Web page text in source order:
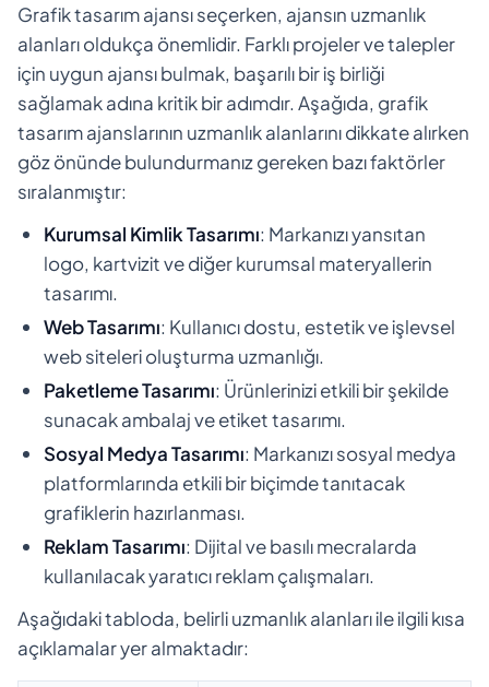
Grafik tasarım ajansı seçerken, ajansın uzmanlık
alanları oldukça önemlidir. Farklı projeler ve talepler
için uygun ajansı bulmak, başarılı bir iş birliği
sağlamak adına kritik bir adımdır. Aşağıda, grafik
tasarım ajanslarının uzmanlık alanlarını dikkate alırken
göz önünde bulundurmanız gereken bazı faktörler
sıralanmıştır:
Kurumsal Kimlik Tasarımı: Markanızı yansıtan
logo, kartvizit ve diğer kurumsal materyallerin
tasarımı.
Web Tasarımı: Kullanıcı dostu, estetik ve işlevsel
web siteleri oluşturma uzmanlığı.
Paketleme Tasarımı: Ürünlerinizi etkili bir şekilde
sunacak ambalaj ve etiket tasarımı.
Sosyal Medya Tasarımı: Markanızı sosyal medya
platformlarında etkili bir biçimde tanıtacak
grafiklerin hazırlanması.
Reklam Tasarımı: Dijital ve basılı mecralarda
kullanılacak yaratıcı reklam çalışmaları.
Aşağıdaki tabloda, belirli uzmanlık alanları ile ilgili kısa
açıklamalar yer almaktadır: